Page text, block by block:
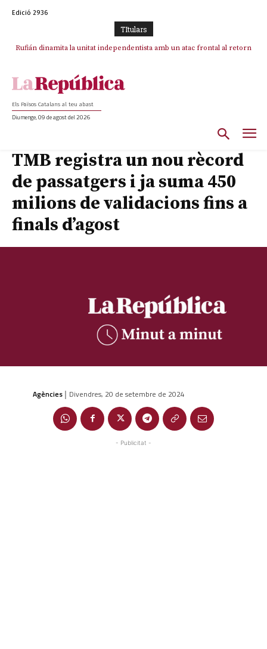
Edició 2936
TItulars
Rufián dinamita la unitat independentista amb un atac frontal al retorn
Els Països Catalans al teu abast
Diumenge, 09 de agost del 2026
TMB registra un nou rècord
de passatgers i ja suma 450
milions de validacions fins a
finals d’agost
Agències | Divendres, 20 de setembre de 2024
- Publicitat -